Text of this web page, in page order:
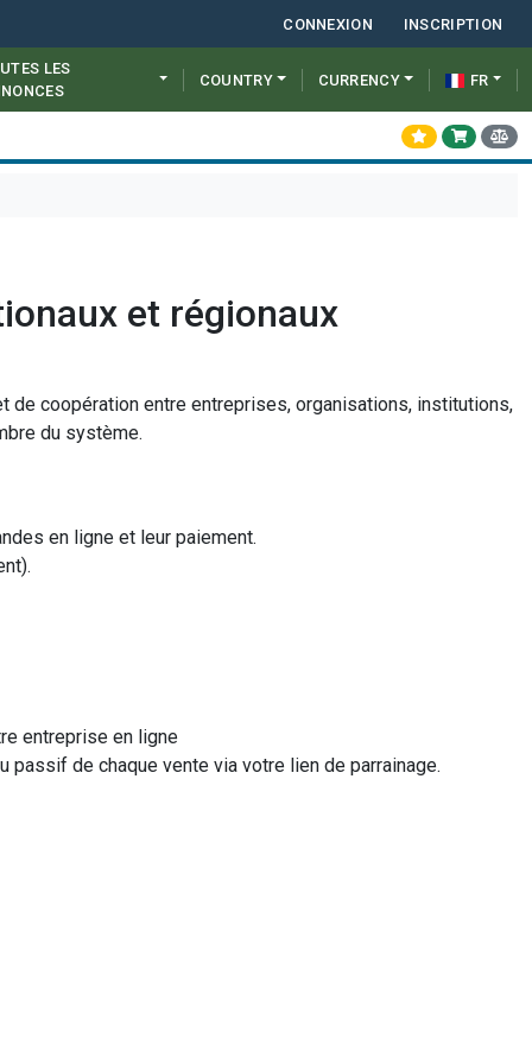
CONNEXION INSCRIPTION
LES
COUNTRY CURRENCY FR
et régionaux
coopération entre entreprises, organisations, institutions,
du système.
en ligne et leur paiement.
entreprise en ligne
de chaque vente via votre lien de parrainage.